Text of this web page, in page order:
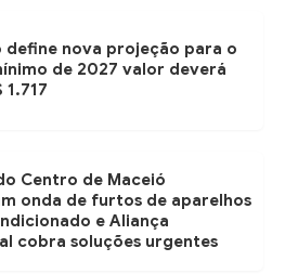
define nova projeção para o
de 2027 valor deverá
1.717
Centro de Maceió
onda de furtos de aparelhos
e Aliança
cobra soluções urgentes